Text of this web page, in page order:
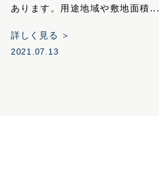
あります。用途地域や敷地面積...
詳しく見る ＞
2021.07.13